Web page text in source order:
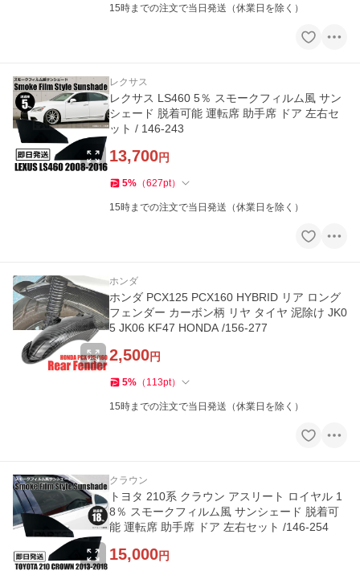
15時までの注文で当日発送（休業日を除く）
レクサス
レクサス LS460 5％ スモークフィルム風 サン
シェード 脱着可能 運転席 助手席 ドア 左右セ
ット / 146-243
13,700円
5% （627pt）
15時までの注文で当日発送（休業日を除く）
ホンダ
ホンダ PCX125 PCX160 HYBRID リア ロング
フェンダー カーボン柄 リヤ タイヤ 泥除け JK0
5 JK06 KF47 HONDA /156-277
2,500円
5% （ 113pt）
15時までの注文で当日発送（休業日を除く）
クラウン
トヨタ 210系 クラウン アスリート ロイヤル 1
8％ スモークフィルム風 サンシェード 脱着可
能 運転席 助手席 ドア 左右セット /146-254
15,000円